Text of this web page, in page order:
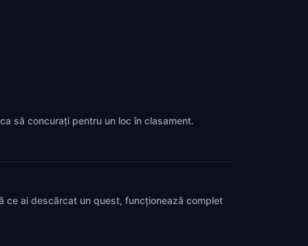
să concurați pentru un loc în clasament.
ce ai descărcat un quest, funcționează complet